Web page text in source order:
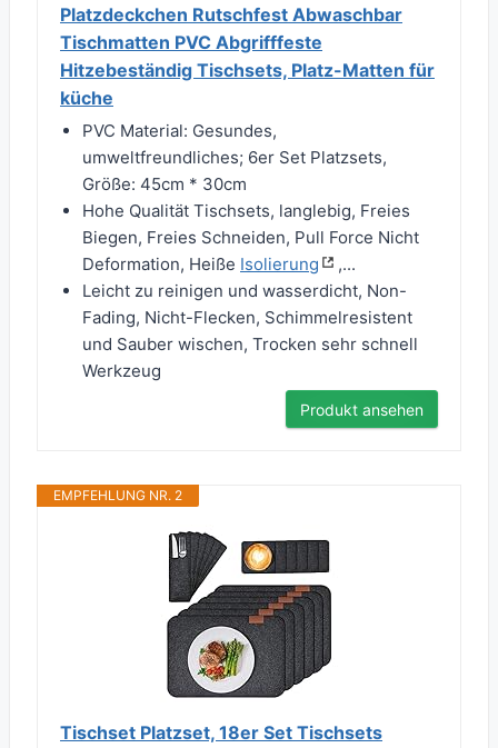
Platzdeckchen Rutschfest Abwaschbar
Tischmatten PVC Abgrifffeste
Hitzebeständig Tischsets, Platz-Matten für
küche
PVC Material: Gesundes,
umweltfreundliches; 6er Set Platzsets,
Größe: 45cm * 30cm
Hohe Qualität Tischsets, langlebig, Freies
Biegen, Freies Schneiden, Pull Force Nicht
Deformation, Heiße Isolierung
,...
Leicht zu reinigen und wasserdicht, Non-
Fading, Nicht-Flecken, Schimmelresistent
und Sauber wischen, Trocken sehr schnell
Werkzeug
Produkt ansehen
EMPFEHLUNG NR. 2
Tischset Platzset, 18er Set Tischsets